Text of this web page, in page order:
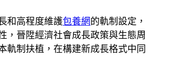
和高程度維護包養網的軌制設定，
，晉陞經濟社會成長政策與生態周
軌制扶植，在構建新成長格式中同